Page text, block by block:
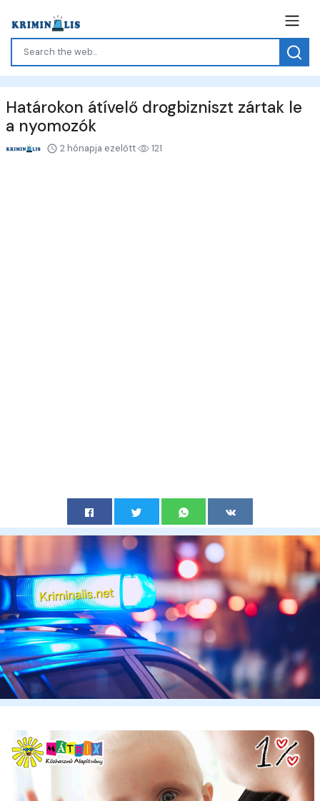
Határokon átívelő drogbizniszt zártak le
a nyomozók
2 hónapja ezelőtt 121